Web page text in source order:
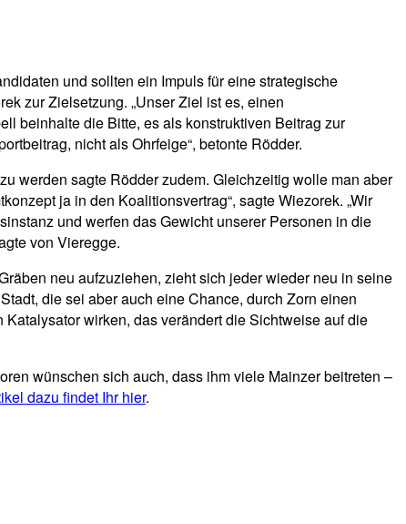
und sollten ein Impuls für eine strategische
zur Zielsetzung. „Unser Ziel ist es, einen
beinhalte die Bitte, es als konstruktiven Beitrag zur
nicht als Ohrfeige“, betonte Rödder.
werden sagte Rödder zudem. Gleichzeitig wolle man aber
ja in den Koalitionsvertrag“, sagte Wiezorek. „Wir
und werfen das Gewicht unserer Personen in die
von Vieregge.
neu aufzuziehen, zieht sich jeder wieder neu in seine
die sei aber auch eine Chance, durch Zorn einen
wirken, das verändert die Sichtweise auf die
wünschen sich auch, dass ihm viele Mainzer beitreten –
dazu findet Ihr hier.